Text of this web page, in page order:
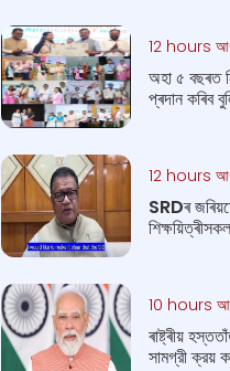
12 hours
অহা ৫ বছৰত
প্ৰদান কৰিব
12 hours
SRDৰ
10 hours
ৰাষ্ট্ৰীয়
সামগ্রী ক্রয়